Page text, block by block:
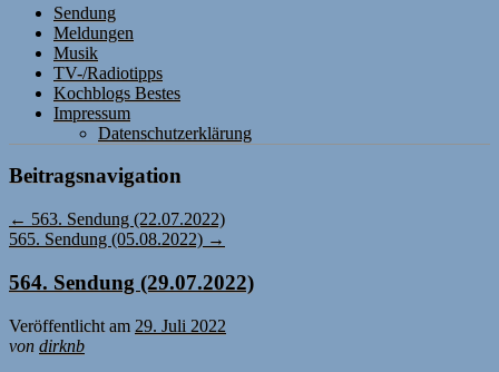
Zum
Inhalt
springen
Sendung
Meldungen
Musik
TV-/Radiotipps
Kochblogs Bestes
Impressum
Datenschutzerklärung
Beitragsnavigation
← 563. Sendung (22.07.2022)
565. Sendung (05.08.2022) →
564. Sendung (29.07.2022)
Veröffentlicht am 29. Juli 2022
von dirknb